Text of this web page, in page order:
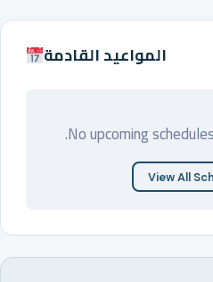
المواعيد القادمة
View All